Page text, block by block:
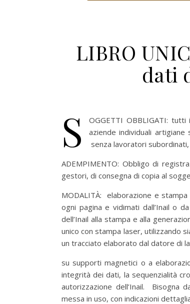
LIBRO
dati
S
OGGETTI OBBLIGATI:
aziende individuali
senza lavoratori
ADEMPIMENTO: Obbligo di
gestori, di consegna di copia al
MODALITÀ: elaborazione e
ogni pagina e vidimati dall’Inail o
dell’Inail alla stampa e alla
unico con stampa laser, utilizzando
un tracciato elaborato dal datore di
su supporti magnetici o a
integrità dei dati, la sequenzialità
autorizzazione dell’Inail. Bisogna
messa in uso, con indicazioni